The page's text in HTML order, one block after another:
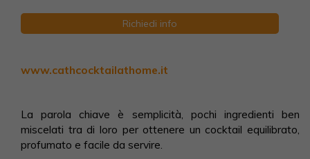
Richiedi info
www.cathcocktailathome.it
La parola chiave è semplicità, pochi ingredienti ben
miscelati tra di loro per ottenere un cocktail equilibrato,
profumato e facile da servire.